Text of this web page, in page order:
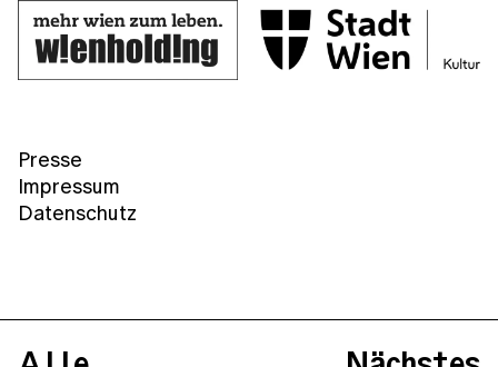
Presse
Impressum
Datenschutz